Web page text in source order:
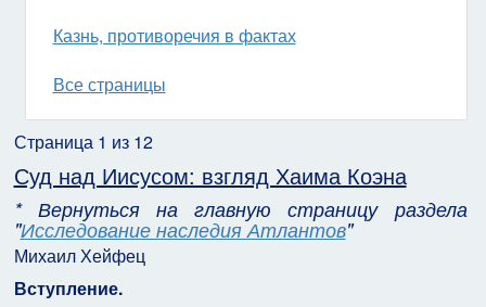
Казнь, противоречия в фактах
Все страницы
Страница 1 из 12
Суд над Иисусом: взгляд Хаима Коэна
* Вернуться на главную страницу раздела
"Исследование наследия Атлантов"
Михаил Хейфец
Вступление.